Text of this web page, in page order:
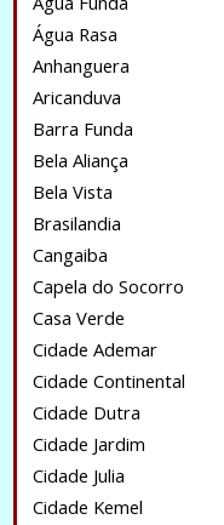
Água Rasa
Anhanguera
Aricanduva
Barra Funda
Bela Aliança
Bela Vista
Brasilandia
Cangaiba
Capela do Socorro
Casa Verde
Cidade Ademar
Cidade Continental
Cidade Dutra
Cidade Jardim
Cidade Julia
Cidade Kemel